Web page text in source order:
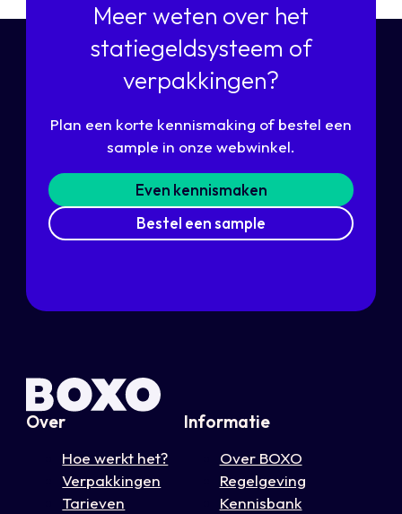
Meer weten over het
statiegeldsysteem of
verpakkingen?
Plan een korte kennismaking of bestel een
sample in onze webwinkel.
Even kennismaken
Bestel een sample
Over
Hoe werkt het?
Verpakkingen
Tarieven
Informatie
Over BOXO
Regelgeving
Kennisbank